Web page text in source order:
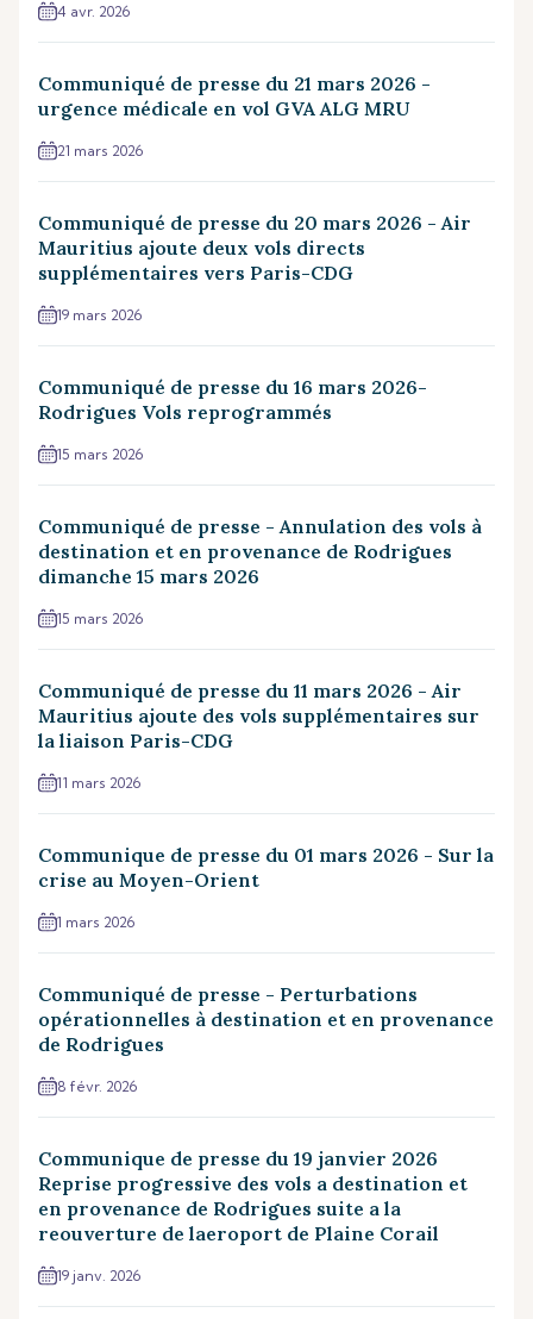
4 avr. 2026
Communiqué de presse du 21 mars 2026 -
urgence médicale en vol GVA ALG MRU
21 mars 2026
Communiqué de presse du 20 mars 2026 - Air
Mauritius ajoute deux vols directs
supplémentaires vers Paris-CDG
19 mars 2026
Communiqué de presse du 16 mars 2026-
Rodrigues Vols reprogrammés
15 mars 2026
Communiqué de presse - Annulation des vols à
destination et en provenance de Rodrigues
dimanche 15 mars 2026
15 mars 2026
Communiqué de presse du 11 mars 2026 - Air
Mauritius ajoute des vols supplémentaires sur
la liaison Paris-CDG
11 mars 2026
Communique de presse du 01 mars 2026 - Sur la
crise au Moyen-Orient
1 mars 2026
Communiqué de presse - Perturbations
opérationnelles à destination et en provenance
de Rodrigues
8 févr. 2026
Communique de presse du 19 janvier 2026
Reprise progressive des vols a destination et
en provenance de Rodrigues suite a la
reouverture de laeroport de Plaine Corail
19 janv. 2026